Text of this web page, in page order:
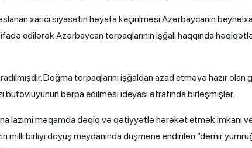
xarici siyasətin həyata keçirilməsi Azərbaycanın
edilərək Azərbaycan torpaqlarının işğalı haqqında
Doğma torpaqlarını işğaldan azad etməyə hazır olan
bərpa edilməsi ideyası ətrafında birləşmişlər.
lazımi məqamda dəqiq və qətiyyətlə hərəkət etmək imkanı
milli birliyi döyüş meydanında düşmənə endirilən “dəmir